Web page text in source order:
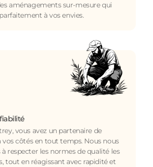
aménagements sur-mesure qui
à vos envies.
vous avez un partenaire de
vos côtés en tout temps. Nous nous
respecter les normes de qualité les
tout en réagissant avec rapidité et